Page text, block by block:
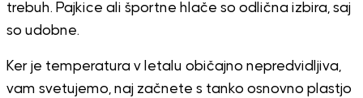
trebuh. Pajkice ali športne hlače so odlična izbira, saj
so udobne.
Ker je temperatura v letalu običajno nepredvidljiva,
vam svetujemo, naj začnete s tanko osnovno plastjo